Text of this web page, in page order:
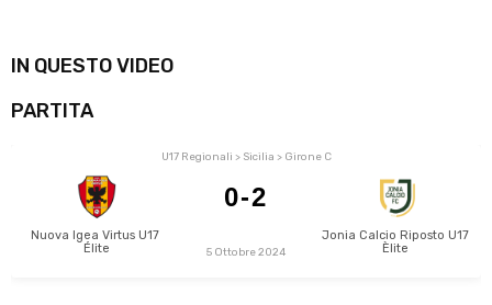
IN QUESTO VIDEO
PARTITA
U17 Regionali > Sicilia > Girone C
Nuova Igea Virtus U17
Élite
0-2
Jonia Calcio Riposto U17
Èlite
5 Ottobre 2024